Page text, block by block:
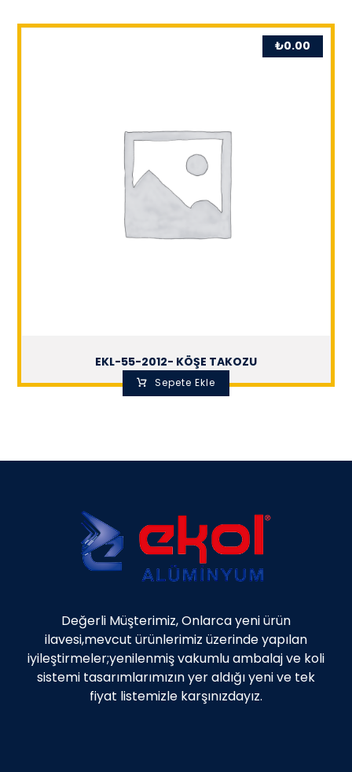
EKL-55-2012- KÖŞE TAKOZU
₺0.00
Sepete Ekle
Değerli Müşterimiz, Onlarca yeni ürün
ilavesi,mevcut ürünlerimiz üzerinde yapılan
iyileştirmeler;yenilenmiş vakumlu ambalaj ve koli
sistemi tasarımlarımızın yer aldığı yeni ve tek
fiyat listemizle karşınızdayız.